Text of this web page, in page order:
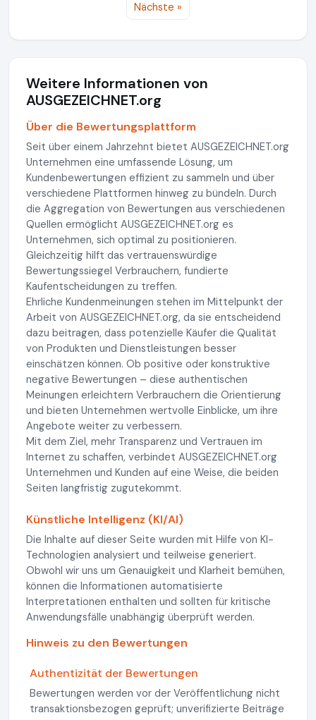
Nächste »
Weitere Informationen von
AUSGEZEICHNET.org
Über die Bewertungsplattform
Seit über einem Jahrzehnt bietet AUSGEZEICHNET.org
Unternehmen eine umfassende Lösung, um
Kundenbewertungen effizient zu sammeln und über
verschiedene Plattformen hinweg zu bündeln. Durch
die Aggregation von Bewertungen aus verschiedenen
Quellen ermöglicht AUSGEZEICHNET.org es
Unternehmen, sich optimal zu positionieren.
Gleichzeitig hilft das vertrauenswürdige
Bewertungssiegel Verbrauchern, fundierte
Kaufentscheidungen zu treffen.
Ehrliche Kundenmeinungen stehen im Mittelpunkt der
Arbeit von AUSGEZEICHNET.org, da sie entscheidend
dazu beitragen, dass potenzielle Käufer die Qualität
von Produkten und Dienstleistungen besser
einschätzen können. Ob positive oder konstruktive
negative Bewertungen – diese authentischen
Meinungen erleichtern Verbrauchern die Orientierung
und bieten Unternehmen wertvolle Einblicke, um ihre
Angebote weiter zu verbessern.
Mit dem Ziel, mehr Transparenz und Vertrauen im
Internet zu schaffen, verbindet AUSGEZEICHNET.org
Unternehmen und Kunden auf eine Weise, die beiden
Seiten langfristig zugutekommt.
Künstliche Intelligenz (KI/AI)
Die Inhalte auf dieser Seite wurden mit Hilfe von KI-
Technologien analysiert und teilweise generiert.
Obwohl wir uns um Genauigkeit und Klarheit bemühen,
können die Informationen automatisierte
Interpretationen enthalten und sollten für kritische
Anwendungsfälle unabhängig überprüft werden.
Hinweis zu den Bewertungen
Authentizität der Bewertungen
Bewertungen werden vor der Veröffentlichung nicht
transaktionsbezogen geprüft; unverifizierte Beiträge